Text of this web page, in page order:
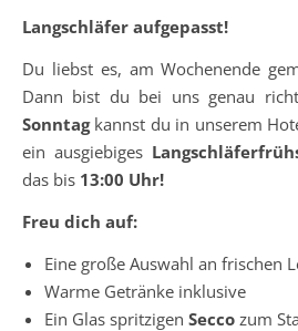
Langschläfer aufgepasst!
Du liebst es, am Wochenende
Dann bist du bei uns genau
Sonntagkannst du in unserem
ein ausgiebiges
das bis 13:00 Uhr!
Freu dich auf:
Eine große Auswahl an frischen
Warme Getränke inklusive
Ein Glas spritzigen Secco zum